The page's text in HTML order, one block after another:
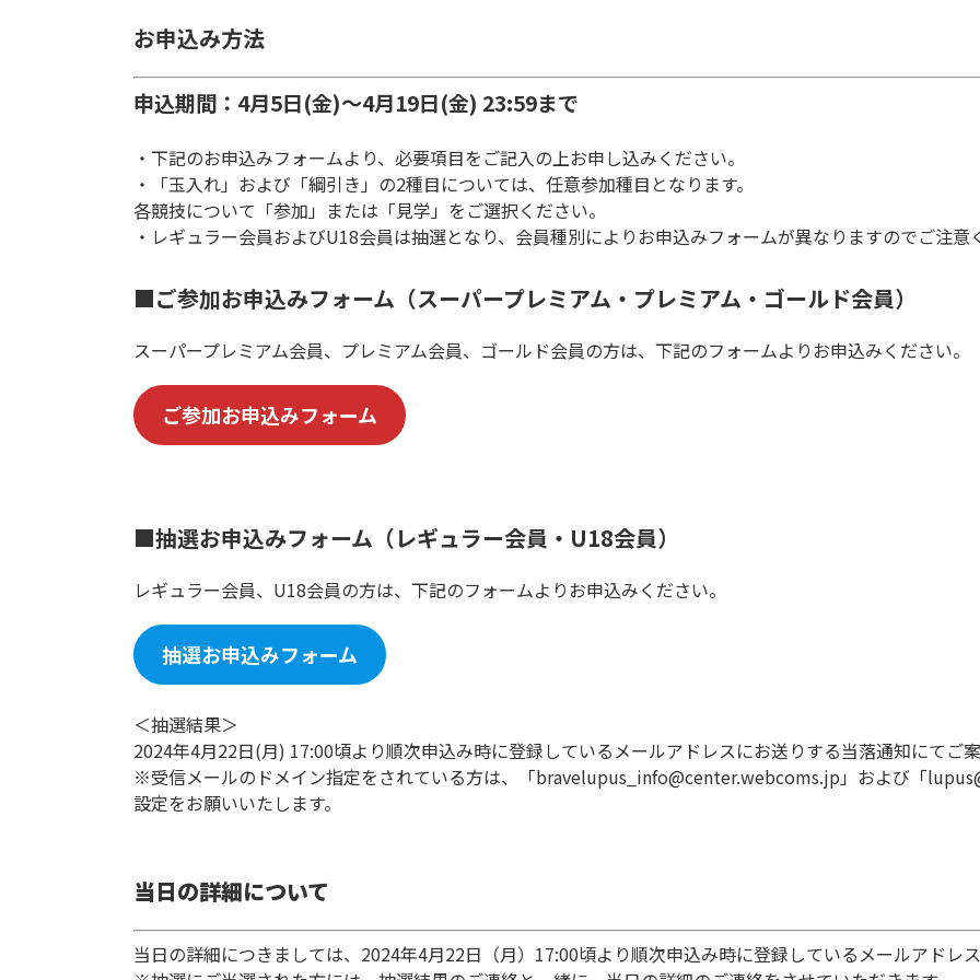
お申込み方法
申込期間：4月5日(金)～4月19日(金) 23:59まで
・下記のお申込みフォームより、必要項目をご記入の上お申し込みください。
・「玉入れ」および「綱引き」の2種目については、任意参加種目となります。
各競技について「参加」または「見学」をご選択ください。
・レギュラー会員およびU18会員は抽選となり、会員種別によりお申込みフォームが異なりますのでご注意
■ご参加お申込みフォーム（スーパープレミアム・プレミアム・ゴールド会員）
スーパープレミアム会員、プレミアム会員、ゴールド会員の方は、下記のフォームよりお申込みください。
ご参加お申込みフォーム
■抽選お申込みフォーム（レギュラー会員・U18会員）
レギュラー会員、U18会員の方は、下記のフォームよりお申込みください。
抽選お申込みフォーム
＜抽選結果＞
2024年4月22日(月) 17:00頃より順次申込み時に登録しているメールアドレスにお送りする当落通知にてご案
※受信メールのドメイン指定をされている方は、「bravelupus_info@center.webcoms.jp」および「
設定をお願いいたします。
当日の詳細について
当日の詳細につきましては、2024年4月22日（月）17:00頃より順次申込み時に登録しているメールアドレ